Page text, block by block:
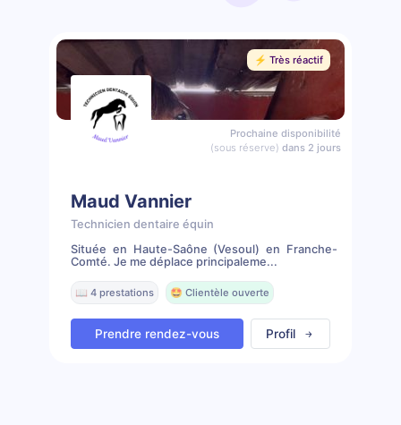
⚡️ Très réactif
Prochaine disponibilité
(sous réserve) dans 2 jours
Maud Vannier
Technicien dentaire équin
Située en Haute-Saône (Vesoul) en Franche-
Comté. Je me déplace principaleme...
📖 4 prestations 🤩 Clientèle ouverte
Prendre rendez-vous Profil